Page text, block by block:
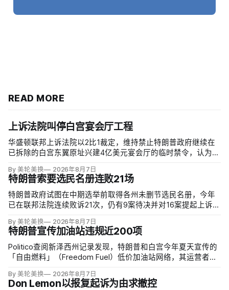
READ MORE
上诉法院叫停白宫宴会厅工程
华盛顿联邦上诉法院以2比1裁定，维持禁止特朗普政府继续在
已拆除的白宫东翼原址兴建4亿美元宴会厅的临时禁令，认为该
保护信托去年起诉称，政府未获国会许可便拆除东翼并开建约9
万平方英尺项目。
By 美轮美换 2026年8月7日
特朗普索要选民名册连败21场
特朗普政府试图在中期选举前取得各州未删节选民名册，今年
已在联邦法院连续败诉21次，仍有9案待决并对16案提起上诉。
料的州；不同党派总统任命的法官一致指出，宪法把联邦选举
的主要管理责任交给各州，现行联邦法律也未要求提交这些记
录。
By 美轮美换 2026年8月7日
特朗普宣传加油站违规近200项
Politico查阅新泽西州记录发现，特朗普和白宫今年夏天宣传的
「自由燃料」（Freedom Fuel）低价加油站网络，其运营者在
规。
By 美轮美换 2026年8月7日
Don Lemon以报复起诉为由求撤控